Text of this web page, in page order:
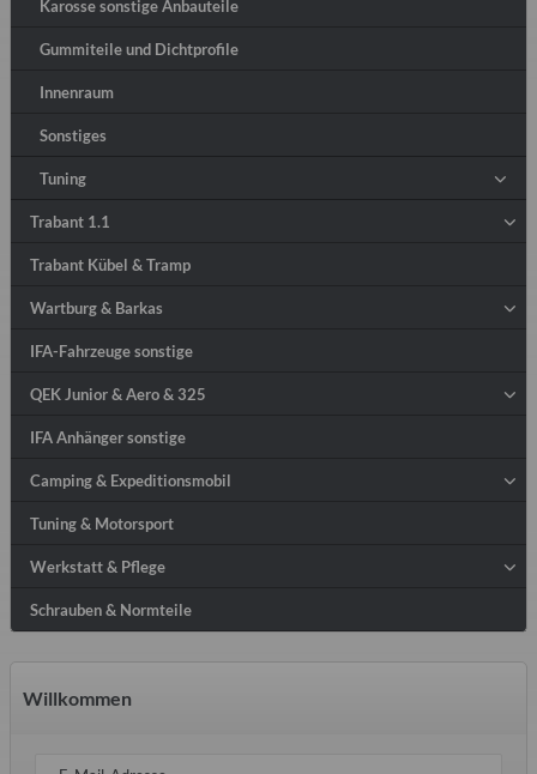
Karosse sonstige Anbauteile
Gummiteile und Dichtprofile
Innenraum
Sonstiges
Tuning
Trabant 1.1
Trabant Kübel & Tramp
Wartburg & Barkas
IFA-Fahrzeuge sonstige
QEK Junior & Aero & 325
IFA Anhänger sonstige
Camping & Expeditionsmobil
Tuning & Motorsport
Werkstatt & Pflege
Schrauben & Normteile
Willkommen